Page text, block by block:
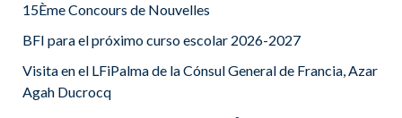
15Ème Concours de Nouvelles
BFI para el próximo curso escolar 2026-2027
Visita en el LFiPalma de la Cónsul General de Francia, Azar
Agah Ducrocq